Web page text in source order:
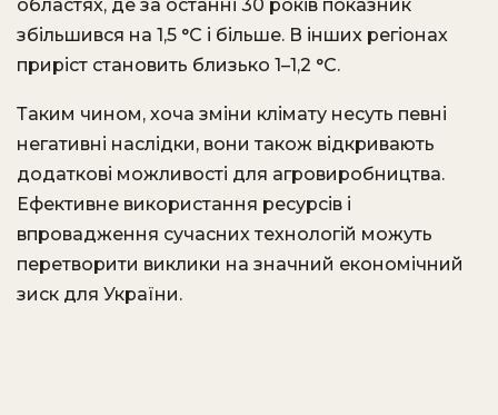
областях, де за останні 30 років показник
збільшився на 1,5 °C і більше. В інших регіонах
приріст становить близько 1–1,2 °C.
Таким чином, хоча зміни клімату несуть певні
негативні наслідки, вони також відкривають
додаткові можливості для агровиробництва.
Ефективне використання ресурсів і
впровадження сучасних технологій можуть
перетворити виклики на значний економічний
зиск для України.